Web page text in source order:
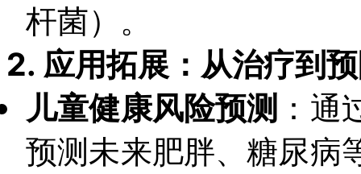
杆菌）。
2. 应用拓展：从治疗到
儿童健康风险预测 ：
预测未来肥胖、糖尿病